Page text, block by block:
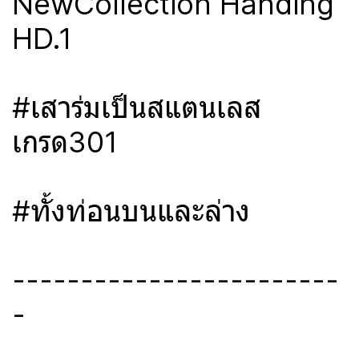
HD.1
#เสาร่มเป็นสแตนเลส
เกรด301
#ทั้งท่อนบนและล่าง
------------------------
-